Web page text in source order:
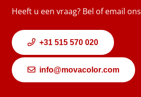
Heeft u een vraag? Bel of email ons
+31 515 570 020
info@movacolor.com